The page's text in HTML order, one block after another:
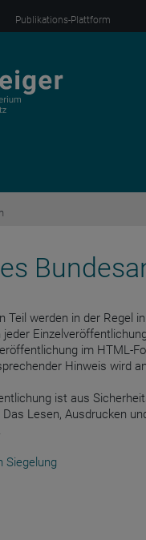
Publikations-Plattform
Teil werden in der Regel
im HTML-
Hinweis wird
ist aus
Lesen, Ausdrucken
Siegelung